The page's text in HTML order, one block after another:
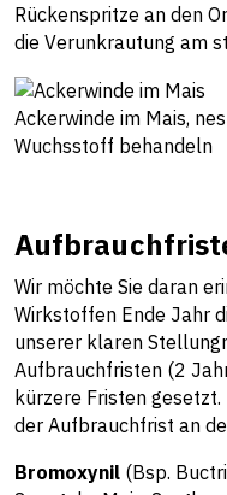
Rückenspritze an den
die Verunkrautung am
Ackerwinde im Mais,
Wuchsstoff behandeln
Wir möchte Sie daran
Wirkstoffen Ende Jahr
unserer klaren
Aufbrauchfristen (2
kürzere Fristen
der Aufbrauchfrist an
Bromoxynil (Bsp.